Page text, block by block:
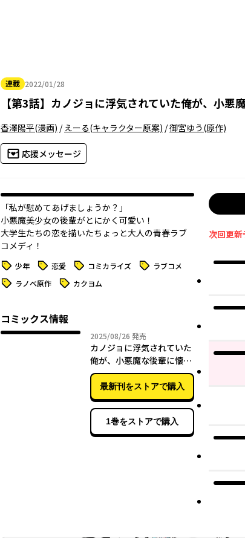
連載 2022/01/28
2022年01月28日
【第3話】 カノジョに浮気されていた俺が、小悪
香澤陽平(漫画) /えーる(キャラクター原案) /御宮ゆう(原作)
応援メッセージ
「私が慰めてあげましょうか？」
小悪魔美少女の後輩がとにかく可愛い！
大学生たちの恋を描いたちょっと大人の青春ラブ
コメディ！
タグ 少年 タグ 恋愛 タグ コミカライズ タグ ラブコメ
タグ ラノベ原作 タグ カクヨム
コミックス情報
2025/08/26 2025年08月26日
発売
カノジョに浮気されていた
俺が、小悪魔な後輩に懐か
れています （６）
最新刊をストアで購入
1巻をストアで購入
次回更